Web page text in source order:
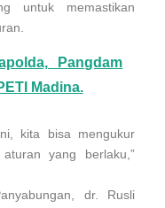
untuk memastikan
Pangdam
Madina.
kita bisa mengukur
yang berlaku,”
dr. Rusli